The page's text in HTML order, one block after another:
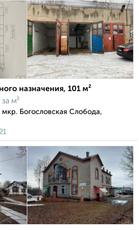
назначения, 101 м²
за м²
Богословская Слобода,